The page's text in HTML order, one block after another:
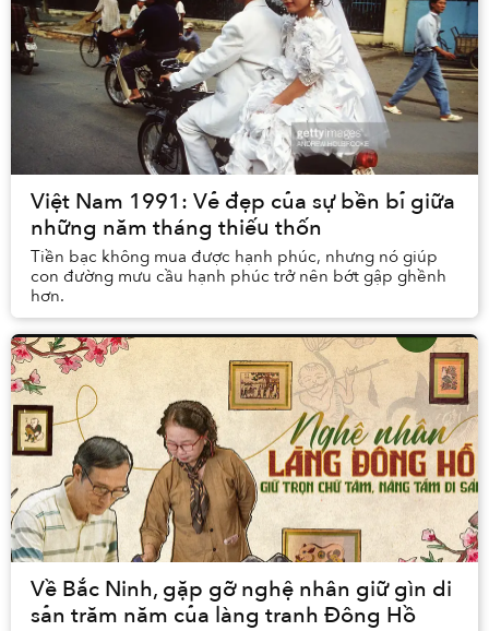
Việt Nam 1991: Vẻ đẹp của sự bền bỉ giữa
những năm tháng thiếu thốn
Tiền bạc không mua được hạnh phúc, nhưng nó giúp
con đường mưu cầu hạnh phúc trở nên bớt gập ghềnh
hơn.
Về Bắc Ninh, gặp gỡ nghệ nhân giữ gìn di
sản trăm năm của làng tranh Đông Hồ